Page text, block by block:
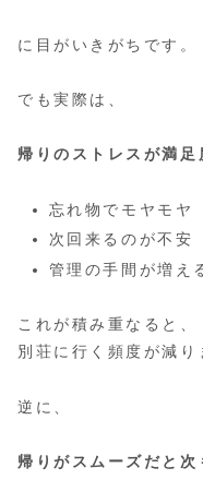
に目がいきがちです。
でも実際は、
帰りのストレスが満足
忘れ物でモヤモヤ
次回来るのが不安
管理の手間が増え
これが積み重なると、
別荘に行く頻度が減り
逆に、
帰りがスムーズだと次